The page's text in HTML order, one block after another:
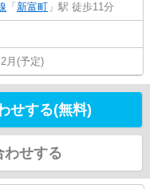
「 新富町 」駅 徒歩11分
月(予定)
せする(無料)
わせする